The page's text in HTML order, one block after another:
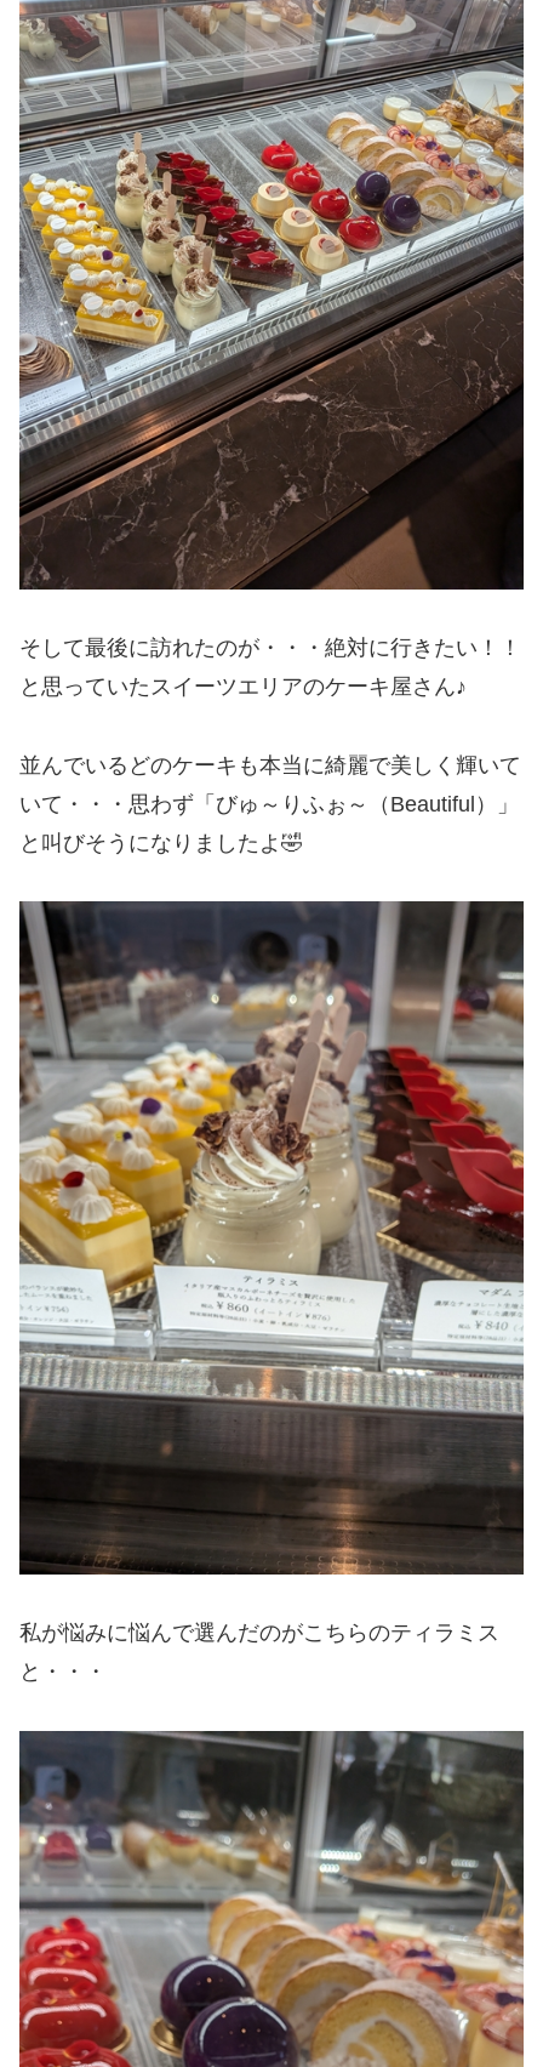
そして最後に訪れたのが・・・絶対に行きたい！！
と思っていたスイーツエリアのケーキ屋さん♪
並んでいるどのケーキも本当に綺麗で美しく輝いて
いて・・・思わず「びゅ～りふぉ～（Beautiful）」
と叫びそうになりましたよ🤣
私が悩みに悩んで選んだのがこちらのティラミス
と・・・